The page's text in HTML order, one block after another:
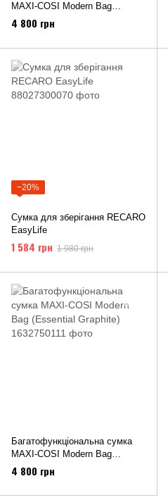
MAXI-COSI Modern Bag
(Essential Black)
4 800 грн
−20%
Сумка для зберігання RECARO
EasyLife
1 584 грн 1 980 грн
Багатофункціональна сумка
MAXI-COSI Modern Bag
(Essential Graphite)
4 800 грн